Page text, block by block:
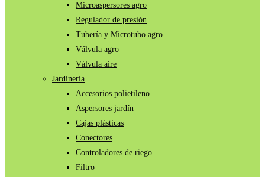
Microaspersores agro
Regulador de presión
Tubería y Microtubo agro
Válvula agro
Válvula aire
Jardinería
Accesorios polietileno
Aspersores jardín
Cajas plásticas
Conectores
Controladores de riego
Filtro